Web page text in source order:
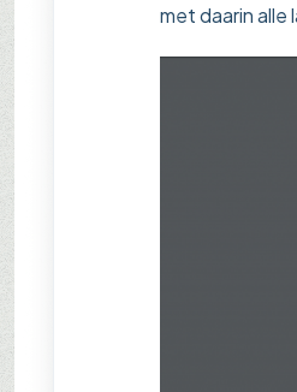
met daarin alle